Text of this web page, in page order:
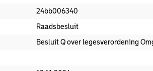
24bb006340
Raadsbesluit
Besluit Q over legesverordening